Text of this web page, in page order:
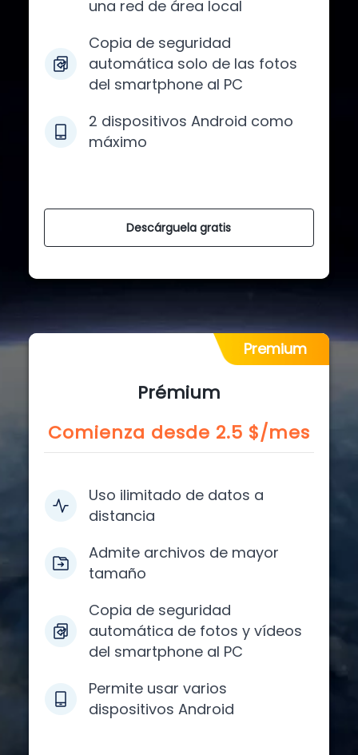
una red de área local
Copia de seguridad
automática solo de las fotos
del smartphone al PC
2 dispositivos Android como
máximo
Descárguela gratis
Premium
Prémium
Comienza desde 2.5 $/mes
Uso ilimitado de datos a
distancia
Admite archivos de mayor
tamaño
Copia de seguridad
automática de fotos y vídeos
del smartphone al PC
Permite usar varios
dispositivos Android